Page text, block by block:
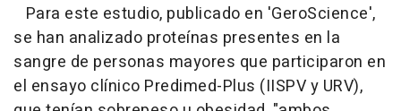
Para este estudio, publicado en 'GeroScience',
se han analizado proteínas presentes en la
sangre de personas mayores que participaron en
el ensayo clínico Predimed-Plus (IISPV y URV),